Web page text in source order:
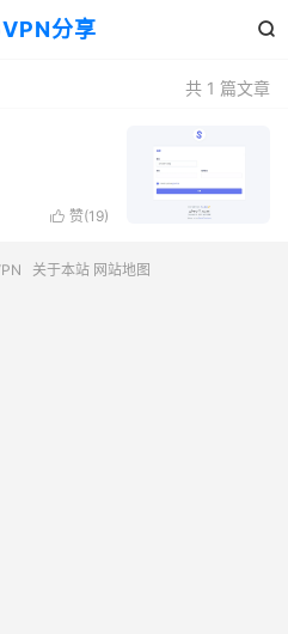
分享 
共 1 篇文章
 赞(19)
关于本站 网站地图